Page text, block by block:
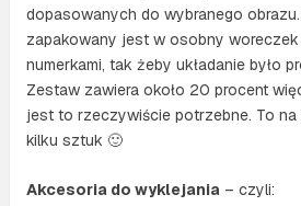
dopasowanych do wybranego
zapakowany jest w osobny
numerkami, tak żeby układanie było
Zestaw zawiera około 20 procent
jest to rzeczywiście potrzebne. To na
kilku sztuk 🙂
Akcesoria do wyklejania– czyli: